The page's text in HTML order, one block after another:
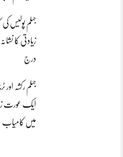
زیادتی کا
درج
جہلم رکشہ اور
ایک عورت
میں کامیاب